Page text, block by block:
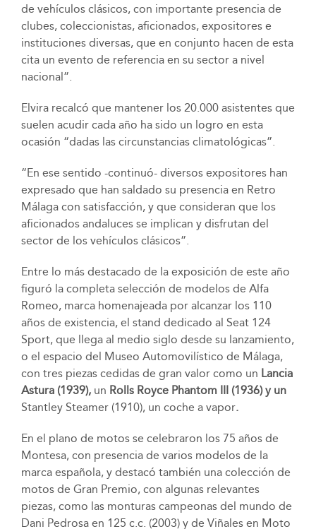
de vehículos clásicos, con importante presencia de
clubes, coleccionistas, aficionados, expositores e
instituciones diversas, que en conjunto hacen de esta
cita un evento de referencia en su sector a nivel
nacional”.
Elvira recalcó que mantener los 20.000 asistentes que
suelen acudir cada año ha sido un logro en esta
ocasión “dadas las circunstancias climatológicas”.
“En ese sentido -continuó- diversos expositores han
expresado que han saldado su presencia en Retro
Málaga con satisfacción, y que consideran que los
aficionados andaluces se implican y disfrutan del
sector de los vehículos clásicos”.
Entre lo más destacado de la exposición de este año
figuró la completa selección de modelos de Alfa
Romeo, marca homenajeada por alcanzar los 110
años de existencia, el stand dedicado al Seat 124
Sport, que llega al medio siglo desde su lanzamiento,
o el espacio del Museo Automovilístico de Málaga,
con tres piezas cedidas de gran valor como un Lancia
Astura (1939), un Rolls Royce Phantom III (1936)y un
Stantley Steamer (1910), un coche a vapor.
En el plano de motos se celebraron los 75 años de
Montesa, con presencia de varios modelos de la
marca española, y destacó también una colección de
motos de Gran Premio, con algunas relevantes
piezas, como las monturas campeonas del mundo de
Dani Pedrosa en 125 c.c. (2003) y de Viñales en Moto